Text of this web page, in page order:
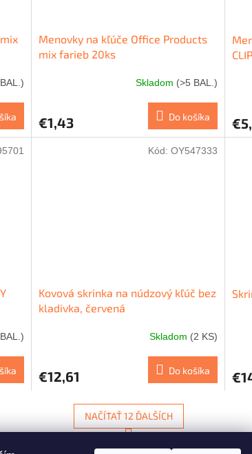
Menovky na kľúče Office Products
mix farieb 20ks
Skladom (>5 BAL.)
€1,43 Do košíka
Kovová skrinka na núdzový kľúč bez
kladivka, červená
Skladom (2 KS)
€12,61 Do košíka
Kód: OY547333
O
NAČÍTAŤ 12 ĎALŠÍCH
S
t